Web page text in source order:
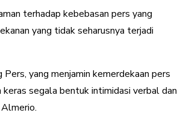
terhadap kebebasan pers yang
yang tidak seharusnya terjadi
yang menjamin kemerdekaan pers
segala bentuk intimidasi verbal dan